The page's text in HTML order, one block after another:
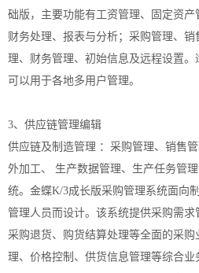
础版，主要功能有工资管理、固定资产
财务处理、报表与分析；采购管理、
理、财务管理、初始信息及远程设置。
可以用于各地多用户管理。
3、供应链管理编辑
供应链及制造管理 ：采购管理、销售
外加工、 生产数据管理、生产任务管
统。金蝶K/3成长版采购管理系统面向
管理人员而设计。该系统提供采购需求
采购退货、购货结算处理等全面的采
理、价格控制、供货信息管理等综合